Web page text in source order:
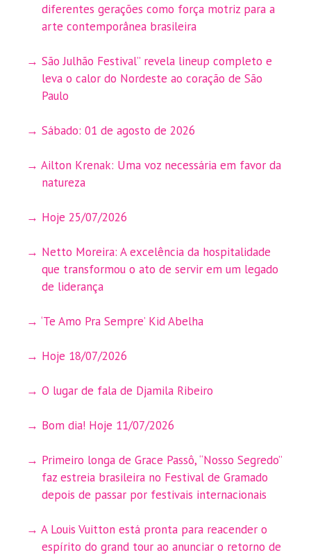
diferentes gerações como força motriz para a
arte contemporânea brasileira
São Julhão Festival” revela lineup completo e
leva o calor do Nordeste ao coração de São
Paulo
Sábado: 01 de agosto de 2026
Ailton Krenak: Uma voz necessária em favor da
natureza
Hoje 25/07/2026
Netto Moreira: A excelência da hospitalidade
que transformou o ato de servir em um legado
de liderança
‘Te Amo Pra Sempre’ Kid Abelha
Hoje 18/07/2026
O lugar de fala de Djamila Ribeiro
Bom dia! Hoje 11/07/2026
Primeiro longa de Grace Passô, “Nosso Segredo”
faz estreia brasileira no Festival de Gramado
depois de passar por festivais internacionais
A Louis Vuitton está pronta para reacender o
espírito do grand tour ao anunciar o retorno de